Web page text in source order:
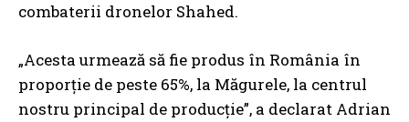
combaterii dronelor Shahed.
„Acesta urmează să fie produs în România în
proporție de peste 65%, la Măgurele, la centrul
nostru principal de producție”, a declarat Adrian